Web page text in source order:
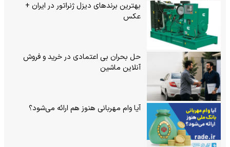
بهترین برندهای دیزل ژنراتور در ایران +
عکس
حل بحران بی‌ اعتمادی در خرید و فروش
آنلاین ماشین
آیا وام مهربانی هنوز هم ارائه می‌شود؟